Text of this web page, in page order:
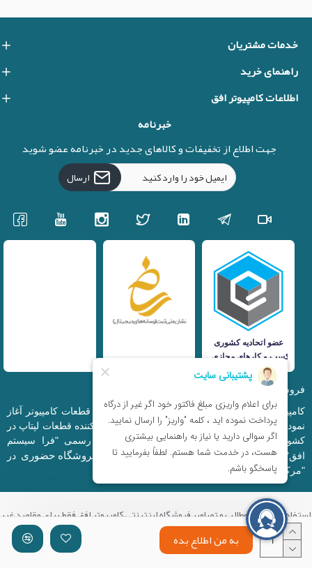
به من اطلاع بده
خدمات مشتریان
راهنمای خرید
اطلاعات کامپیوتر افق
خبرنامه
جهت اطلاع از تخفیفات و کالاهای جدید در خبرنامه عضو شوید
ارسال
فروشگاه اینترنتی iranfso (کامپیوتر افق)
کامپیوتر افق، فعالیت خود را از سال 1377 در زمینه قطعات کامپیوتر آغاز
نمود و در حال حاضر به بزرگترین وارد کننده و توزیع کننده قطعات لپتاپ در
کشور تبدیل شده است. این مجموعه که با نام رسمی "فرا سیستم
افق" ثبت شده است دارای فروشگاه اینترنتی و
فروشگاه حضوری در
"مرکز کامپیوتر ایران" و "خیابان مظفر" میباشد.
استفاده از تمامی مطالب و تصاویر فروشگاه اینترنتی کامپیوتر افق فقط برای مقاصد غیر
تجاری با ذکر منبع بلامانع میباشد.